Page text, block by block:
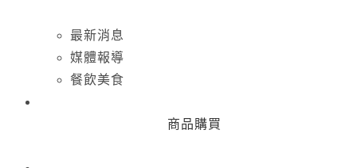
最新消息
媒體報導
餐飲美食
商品購買